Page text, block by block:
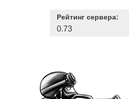
Рейтинг сервера:
0.73